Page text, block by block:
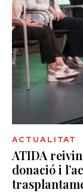
ACTUALITAT
ATIDA
donació i